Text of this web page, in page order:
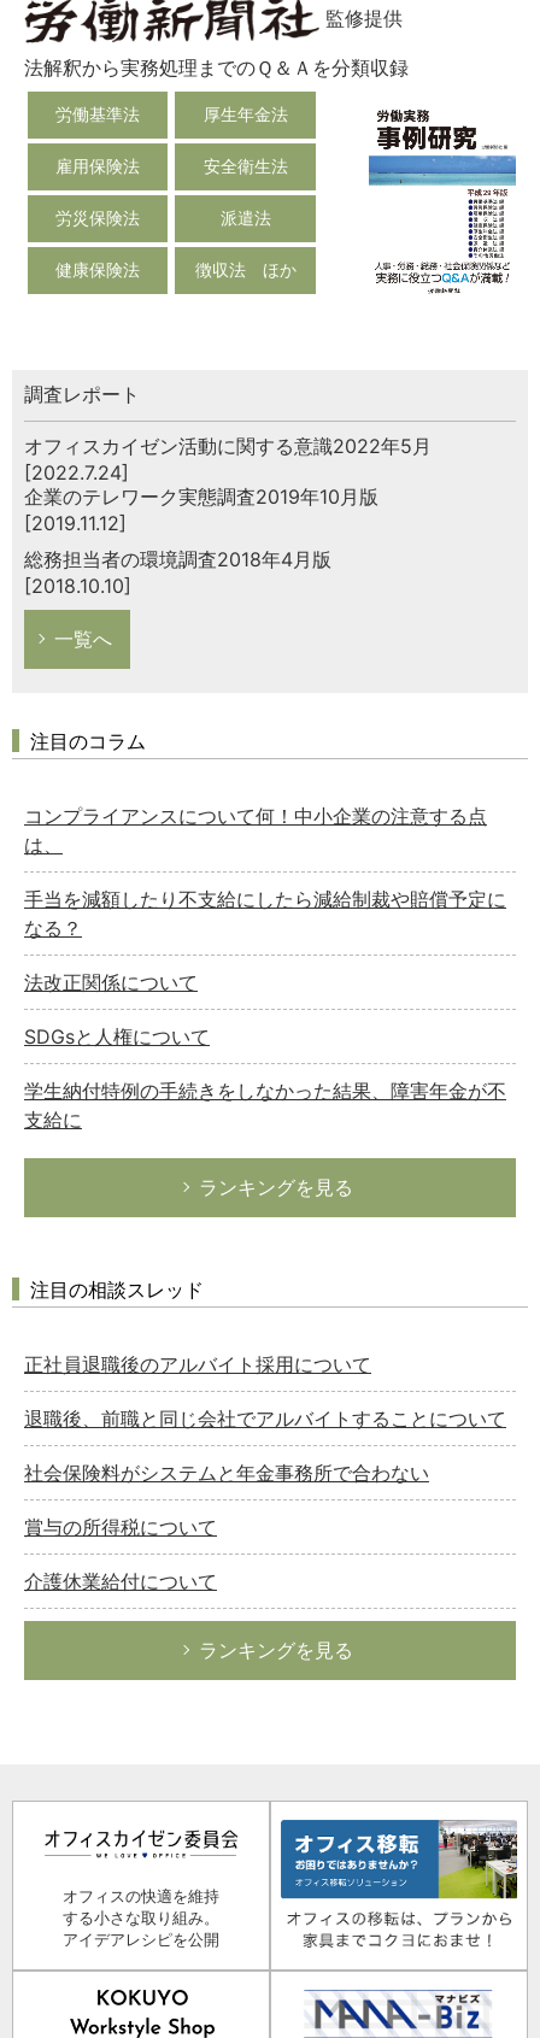
監修提供
法解釈から実務処理までのＱ＆Ａを分類収録
労働基準法 厚生年金法
雇用保険法 安全衛生法
労災保険法 派遣法
健康保険法 徴収法 ほか
調査レポート
オフィスカイゼン活動に関する意識2022年5月
[2022.7.24]
企業のテレワーク実態調査2019年10月版
[2019.11.12]
総務担当者の環境調査2018年4月版
[2018.10.10]
一覧へ
注目のコラム
コンプライアンスについて何！中小企業の注意する点
は、
手当を減額したり不支給にしたら減給制裁や賠償予定に
なる？
法改正関係について
SDGsと人権について
学生納付特例の手続きをしなかった結果、障害年金が不
支給に
ランキングを見る
注目の相談スレッド
正社員退職後のアルバイト採用について
退職後、前職と同じ会社でアルバイトすることについて
社会保険料がシステムと年金事務所で合わない
賞与の所得税について
介護休業給付について
ランキングを見る
オフィスの快適を維持
する小さな取り組み。
アイデアレシピを公開